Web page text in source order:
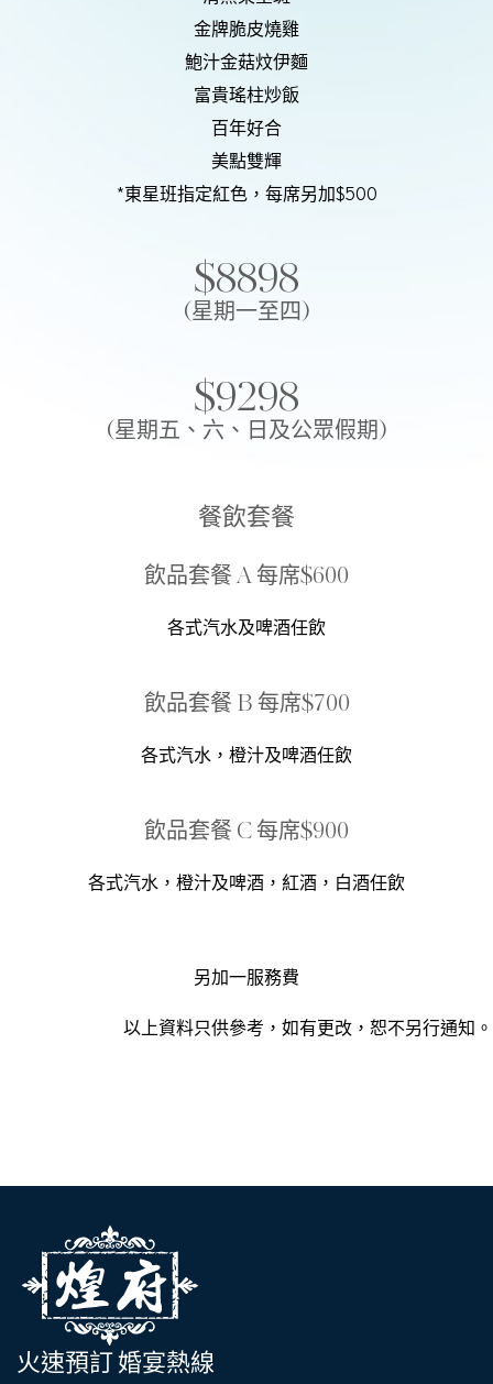
金牌脆皮燒雞
鮑汁金菇炆伊麵
富貴瑤柱炒飯
百年好合
美點雙輝
*東星班指定紅色，每席另加$500
$8898
(星期一至四)
$9298
(星期五、六、日及公眾假期)
餐飲套餐
飲品套餐 A 每席$600
各式汽水及啤酒任飲
飲品套餐 B 每席$700
各式汽水，橙汁及啤酒任飲
飲品套餐 C 每席$900
各式汽水，橙汁及啤酒，紅酒，白酒任飲
另加一服務費
以上資料只供參考，如有更改，恕不另行通知。
火速預訂 婚宴熱線